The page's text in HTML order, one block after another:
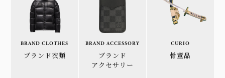
BRAND CLOTHES
ブランド衣類
BRAND ACCESSORY
ブランド
アクセサリー
CURIO
骨董品